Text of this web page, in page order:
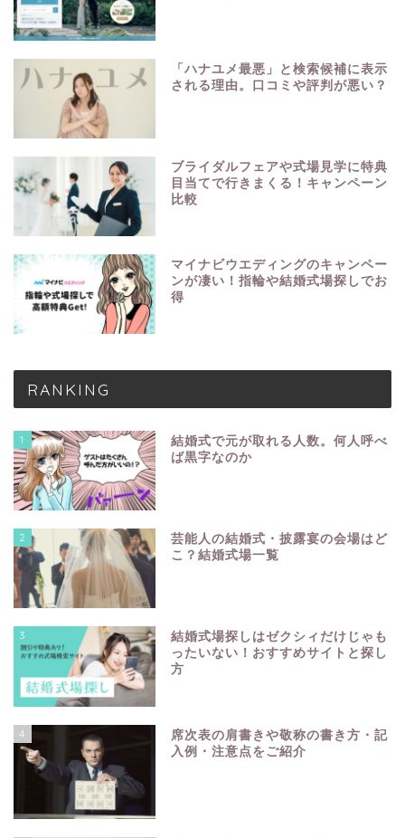
「ハナユメ最悪」と検索候補に表示
される理由。口コミや評判が悪い？
ブライダルフェアや式場見学に特典
目当てで行きまくる！キャンペーン
比較
マイナビウエディングのキャンペー
ンが凄い！指輪や結婚式場探しでお
得
RANKING
1
結婚式で元が取れる人数。何人呼べ
ば黒字なのか
2
芸能人の結婚式・披露宴の会場はど
こ？結婚式場一覧
3
結婚式場探しはゼクシィだけじゃも
ったいない！おすすめサイトと探し
方
4
席次表の肩書きや敬称の書き方・記
入例・注意点をご紹介